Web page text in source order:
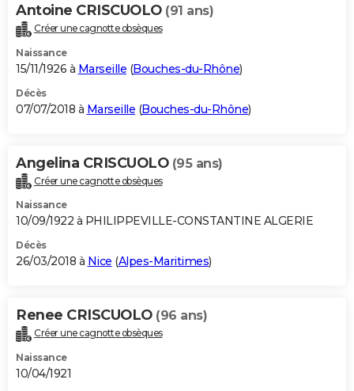
Antoine CRISCUOLO (91 ans)
Créer une cagnotte obsèques
Naissance
15/11/1926 à Marseille (Bouches-du-Rhône)
Décès
07/07/2018 à Marseille (Bouches-du-Rhône)
Angelina CRISCUOLO (95 ans)
Créer une cagnotte obsèques
Naissance
10/09/1922 à PHILIPPEVILLE-CONSTANTINE ALGERIE
Décès
26/03/2018 à Nice (Alpes-Maritimes)
Renee CRISCUOLO (96 ans)
Créer une cagnotte obsèques
Naissance
10/04/1921